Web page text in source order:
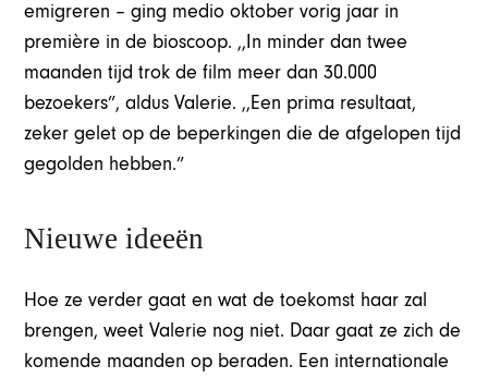
emigreren – ging medio oktober vorig jaar in
première in de bioscoop. ,,In minder dan twee
maanden tijd trok de film meer dan 30.000
bezoekers”, aldus Valerie. ,,Een prima resultaat,
zeker gelet op de beperkingen die de afgelopen tijd
gegolden hebben.”
Nieuwe ideeën
Hoe ze verder gaat en wat de toekomst haar zal
brengen, weet Valerie nog niet. Daar gaat ze zich de
komende maanden op beraden. Een internationale